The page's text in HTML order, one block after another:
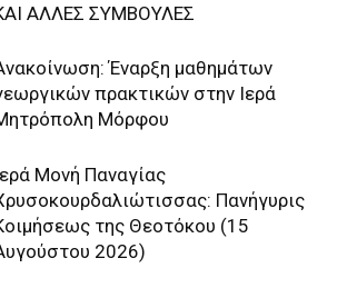
ΑΛΛΕΣ ΣΥΜΒΟΥΛΕΣ
Έναρξη μαθημάτων
πρακτικών στην Ιερά
Μόρφου
Μονή Παναγίας
Πανήγυρις
της Θεοτόκου (15
2026)